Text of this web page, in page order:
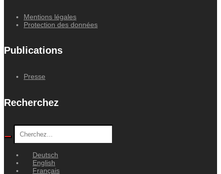
Mentions légales
Protection des données
Publications
Presse
Recherchez
Deutsch
English
Français